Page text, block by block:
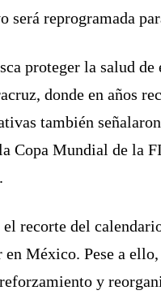
será reprogramada
proteger la salud
donde en años
también
Copa Mundial de la
recorte del
México. Pese a
y